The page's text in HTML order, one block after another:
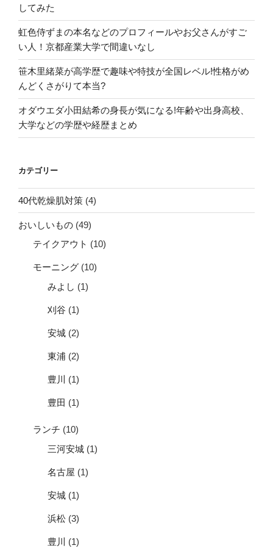
予
告
編
付
き”
の
してみた
虹色侍ずまの本名などのプロフィールやお父さんがすご
い人！京都産業大学で間違いなし
笹木里緒菜が高学歴で趣味や特技が全国レベル!性格がめ
んどくさがりて本当?
オダウエダ小田結希の身長が気になる!年齢や出身高校、
大学などの学歴や経歴まとめ
カテゴリー
40代乾燥肌対策 (4)
おいしいもの (49)
テイクアウト (10)
モーニング (10)
みよし (1)
刈谷 (1)
安城 (2)
東浦 (2)
豊川 (1)
豊田 (1)
ランチ (10)
三河安城 (1)
名古屋 (1)
安城 (1)
浜松 (3)
豊川 (1)